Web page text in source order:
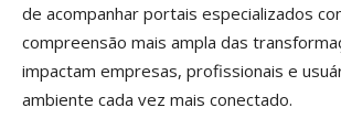
de acompanhar portais especializados
compreensão mais ampla das
impactam empresas, profissionais e
ambiente cada vez mais conectado.